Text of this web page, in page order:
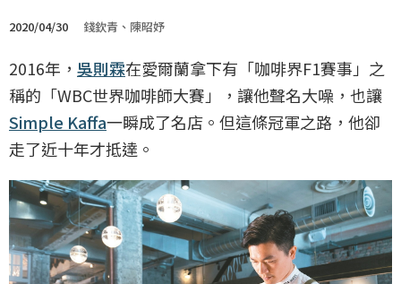
2020/04/30 錢欽青、陳昭妤
2016年， 吳則霖在愛爾蘭拿下有「咖啡界F1賽事」之
稱的「WBC世界咖啡師大賽」，讓他聲名大噪，也讓
Simple Kaffa一瞬成了名店。但這條冠軍之路，他卻
走了近十年才抵達。